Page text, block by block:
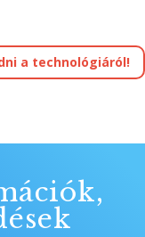
a technológiáról!